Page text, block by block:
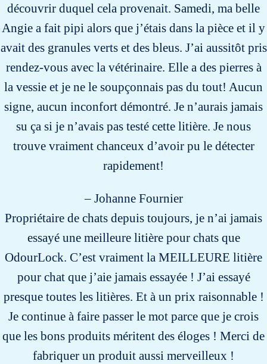
découvrir duquel cela provenait. Samedi, ma belle
Angie a fait pipi alors que j’étais dans la pièce et il y
avait des granules verts et des bleus. J’ai aussitôt pris
rendez-vous avec la vétérinaire. Elle a des pierres à
la vessie et je ne le soupçonnais pas du tout! Aucun
signe, aucun inconfort démontré. Je n’aurais jamais
su ça si je n’avais pas testé cette litière. Je nous
trouve vraiment chanceux d’avoir pu le détecter
rapidement!
– Johanne Fournier
Propriétaire de chats depuis toujours, je n’ai jamais
essayé une meilleure litière pour chats que
OdourLock. C’est vraiment la MEILLEURE litière
pour chat que j’aie jamais essayée ! J’ai essayé
presque toutes les litières. Et à un prix raisonnable !
Je continue à faire passer le mot parce que je crois
que les bons produits méritent des éloges ! Merci de
fabriquer un produit aussi merveilleux !